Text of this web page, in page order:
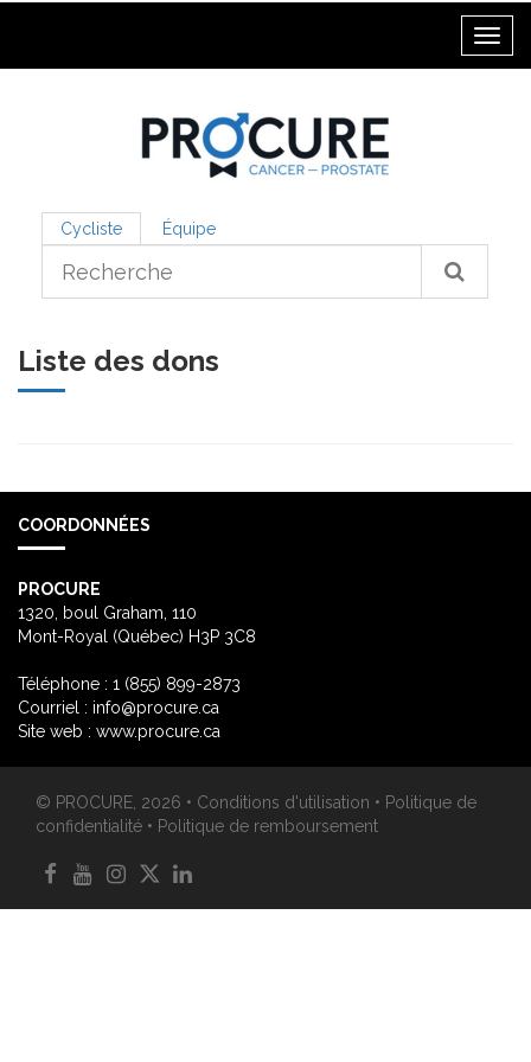
Cycliste Équipe
Liste des dons
COORDONNÉES
PROCURE
1320, boul Graham, 110
Mont-Royal (Québec) H3P 3C8
Téléphone : 1 (855) 899-2873
Courriel : info@procure.ca
Site web : www.procure.ca
© PROCURE, 2026 • Conditions d'utilisation • Politique de
confidentialité • Politique de remboursement